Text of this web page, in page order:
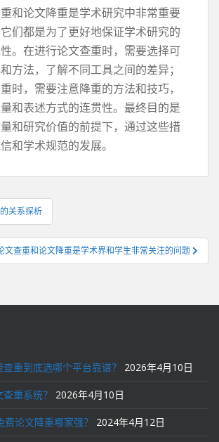
和论文降重是学术研究中非常重要
们都是为了更好地保证学术研究的
。在进行论文查重时，需要选择可
方法，了解不同工具之间的差异；
时，需要注意降重的方法和技巧，
和表述方式的连贯性。最终目的是
和研究价值的前提下，通过这些措
和学术规范的发展。
关系探析
文查重和论文降重是学术界和学生非常关注的问题
重到底选哪个平台靠谱？ 2026年4月10日
重系统？ 2026年4月10日
论文降重哪家强？ 2024年4月12日